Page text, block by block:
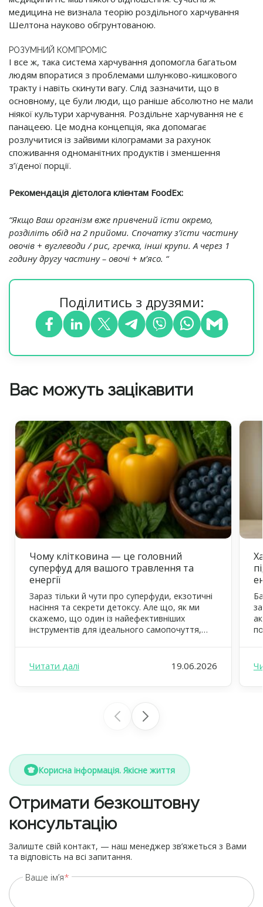
медицина не визнала теорію роздільного харчування
Шелтона науково обгрунтованою.
РОЗУМНИЙ КОМПРОМІС
І все ж, така система харчування допомогла багатьом
людям впоратися з проблемами шлунково-кишкового
тракту і навіть скинути вагу. Слід зазначити, що в
основному, це були люди, що раніше абсолютно не мали
ніякої культури харчування. Роздільне харчування не є
панацеєю. Це модна концепція, яка допомагає
розлучитися із зайвими кілограмами за рахунок
споживання одноманітних продуктів і зменшення
з’їденої порції.
Рекомендація дієтолога клієнтам FoodEx:
“Якщо Ваш організм вже привчений їсти окремо,
розділіть обід на 2 прийоми. Спочатку з’їсти частину
овочів + вуглеводи / рис, гречка, інші крупи. А через 1
годину другу частину – овочі + м’ясо. “
Поділитись з друзями:
Вас можуть зацікавити
Чому клітковина — це головний
суперфуд для вашого травлення та
енергії
Зараз тільки й чути про суперфуди, екзотичні
насіння та секрети детоксу. Але що, як ми
скажемо, що один із найефективніших
інструментів для ідеального самопочуття,
волокна. У FOODEX ми щодня дбаємо про те,
щоб ваш раціон був не просто смачним, а й
Читати далі 19.06.2026
Корисна інформація. Якісне життя
Отримати безкоштовну
консультацію
Залиште свій контакт, — наш менеджер зв’яжеться з Вами
та відповість на всі запитання.
Ваше ім’я